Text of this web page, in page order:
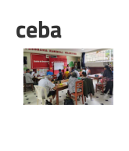
ceba